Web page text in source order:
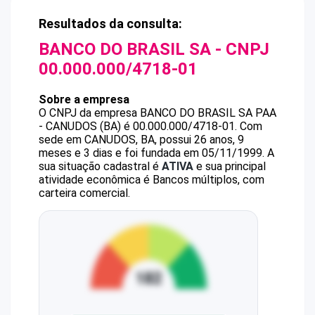
Resultados da consulta:
BANCO DO BRASIL SA - CNPJ
00.000.000/4718-01
Sobre a empresa
O CNPJ da empresa BANCO DO BRASIL SA PAA
- CANUDOS (BA) é 00.000.000/4718-01. Com
sede em CANUDOS, BA, possui 26 anos, 9
meses e 3 dias e foi fundada em 05/11/1999. A
sua situação cadastral é ATIVA e sua principal
atividade econômica é Bancos múltiplos, com
carteira comercial.